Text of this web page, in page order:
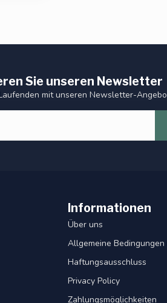
Sie unseren Newsletter
mit unseren Newsletter-
Informationen
Über uns
Allgemeine
Haftungsausschluss
Privacy Policy
Zahlungsmöglichkeiten